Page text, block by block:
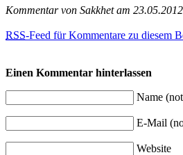
Kommentar von Sakkhet am
RSS-Feed für Kommentare zu diesem
Einen Kommentar hinterlassen
Name
E-Mail
Website